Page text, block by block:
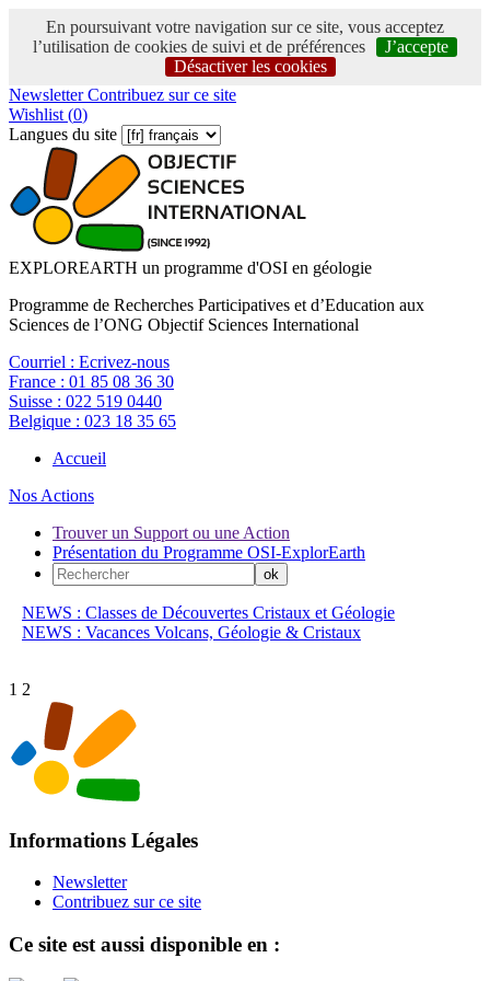
En poursuivant votre navigation sur ce site, vous acceptez
l’utilisation de cookies de suivi et de préférences
J’accepte
Désactiver les cookies
NewsletterContribuez sur ce site
Wishlist (0)
Langues du site
EXPLOREARTH un programme d'OSI en géologie
Programme de Recherches Participatives et d’Education aux
Sciences de l’ONG Objectif Sciences International
Courriel : Ecrivez-nous
France : 01 85 08 36 30
Suisse : 022 519 0440
Belgique : 023 18 35 65
Accueil
Nos Actions
Trouver un Support ou une Action
Présentation du Programme OSI-ExplorEarth
NEWS : Classes de Découvertes Cristaux et Géologie
NEWS : Vacances Volcans, Géologie & Cristaux
1 2
Informations Légales
Newsletter
Contribuez sur ce site
Ce site est aussi disponible en :